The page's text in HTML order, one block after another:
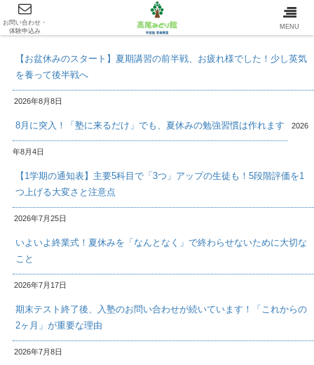
最新情報/INFOMATION
【お盆休みのスタート】夏期講習の前半戦、お疲れ様でした！少し英気
を養って後半戦へ
2026年8月8日
8月に突入！「塾に来るだけ」でも、夏休みの勉強習慣は作れます 2026
年8月4日
【1学期の通知表】主要5科目で「3つ」アップの生徒も！5段階評価を1
つ上げる大変さと注意点
2026年7月25日
いよいよ終業式！夏休みを「なんとなく」で終わらせないために大切な
こと
2026年7月17日
期末テスト終了後、入塾のお問い合わせが続いています！「これからの
2ヶ月」が重要な理由
2026年7月8日
お問い合わせ・
体験申込み
MENU